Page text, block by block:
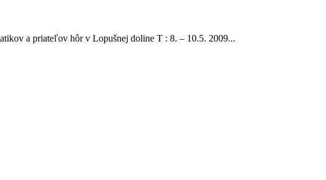
a priateľov hôr v Lopušnej doline T : 8. – 10.5. 2009...